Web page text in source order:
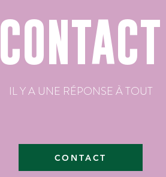
CONTACT
IL Y A UNE RÉPONSE À TOUT
CONTACT